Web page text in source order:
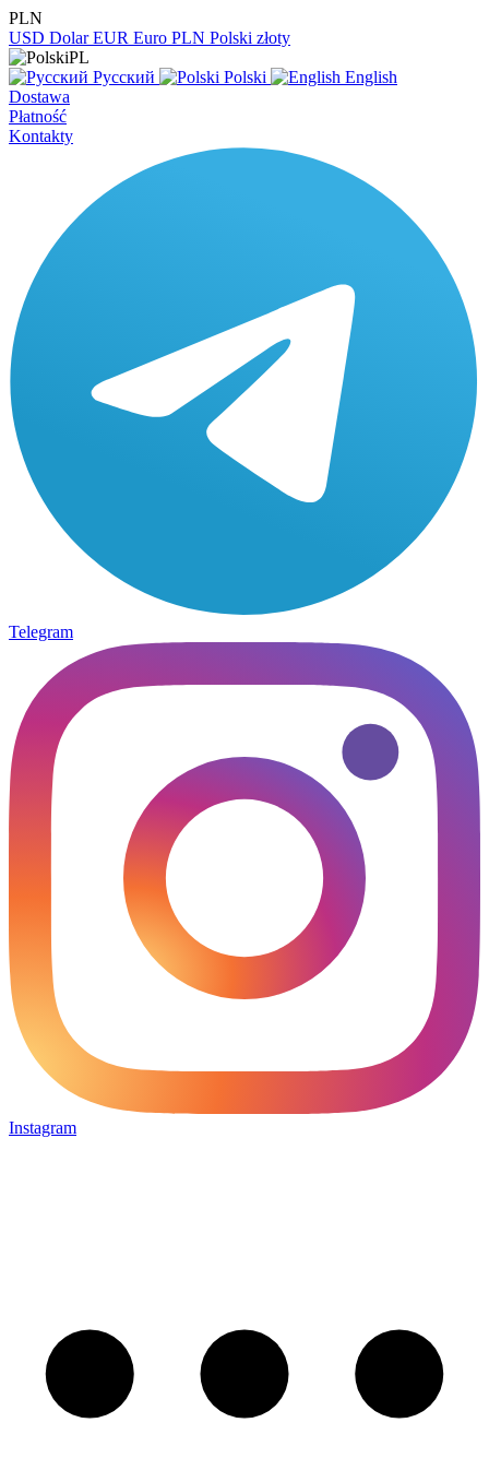
PLN
USD Dolar EUR Euro PLN Polski złoty
PL
Русский
Polski
English
Dostawa
Płatność
Kontakty
Telegram
Instagram